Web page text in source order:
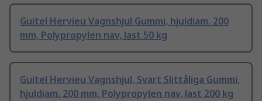
Guitel Hervieu Vagnshjul Gummi, hjuldiam. 200
mm, Polypropylen nav, last 50 kg
Guitel Hervieu Vagnshjul, Svart Slittåliga Gummi,
hjuldiam. 200 mm, Polypropylen nav, last 200 kg